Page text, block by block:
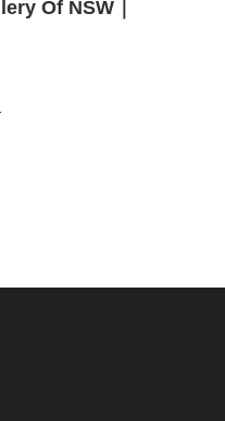
Of NSW｜